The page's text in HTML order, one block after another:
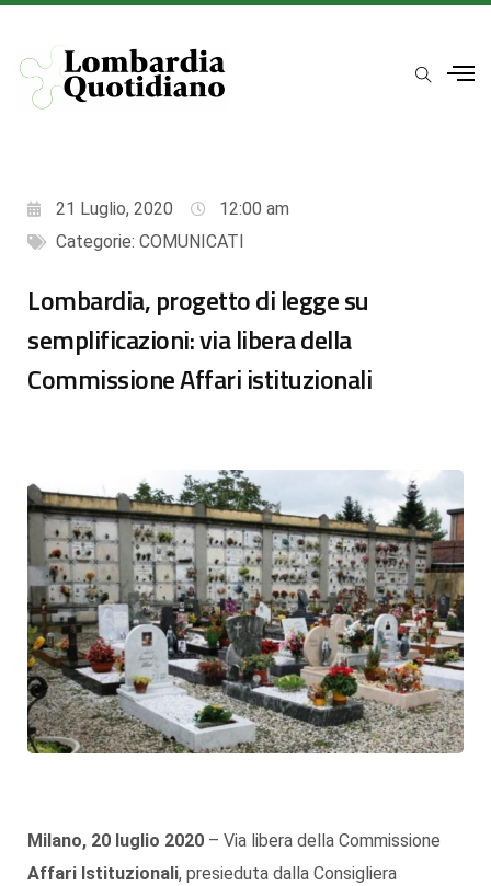
21 Luglio, 2020
12:00 am
Categorie: COMUNICATI
Lombardia, progetto di legge su
semplificazioni: via libera della
Commissione Affari istituzionali
Milano, 20 luglio 2020 – Via libera della Commissione
Affari Istituzionali, presieduta dalla Consigliera